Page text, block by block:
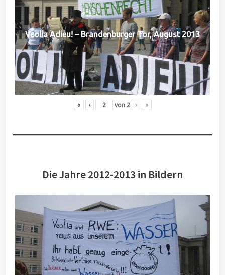
Veolia Adieu! – Brandenburger Tor, August 2013
« ‹ von 2 › »
Die Jahre 2012-2013 in Bildern